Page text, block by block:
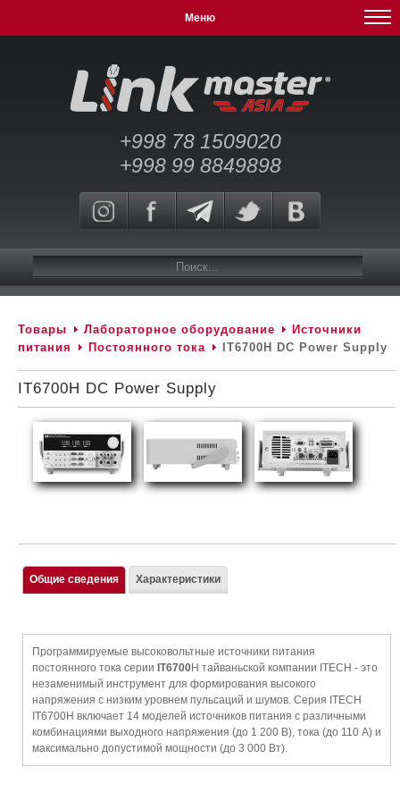
Меню
+998 78 1509020
+998 99 8849898
Товары Лабораторное оборудование
Источники
питания
Постоянного тока IT6700H DC Power Supply
IT6700H DC Power Supply
Общие сведения
Программируемые высоковольтные источники питания
постоянного тока серии IT6700H тайваньской компании ITECH - это
незаменимый инструмент для формирования высокого
напряжения с низким уровнем пульсаций и шумов. Серия ITECH
IT6700H включает 14 моделей источников питания с различными
комбинациями выходного напряжения (до 1 200 В), тока (до 110 А) и
максимально допустимой мощности (до 3 000 Вт).
Характеристики